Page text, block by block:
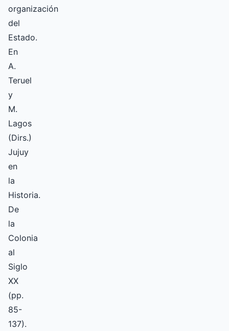
organización
del
Estado.
En
A.
Teruel
y
M.
Lagos
(Dirs.)
Jujuy
en
la
Historia.
De
la
Colonia
al
Siglo
XX
(pp.
85-
137).